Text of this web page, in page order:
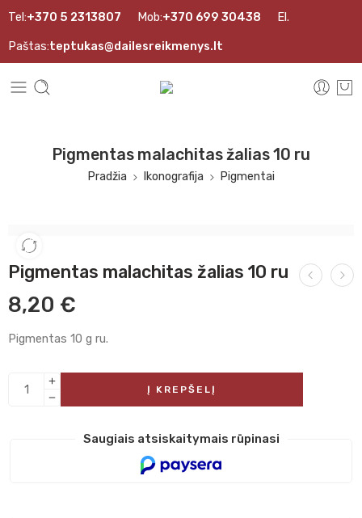
Tel:+370 5 2313807 Mob:+370 699 30438 El.
Paštas:teptukas@dailesreikmenys.lt
Pigmentas malachitas žalias 10 ru
Pradžia Ikonografija Pigmentai
Pigmentas malachitas žalias 10 ru
8,20 €
Pigmentas 10 g ru.
Į KREPŠELĮ
Saugiais atsiskaitymais rūpinasi